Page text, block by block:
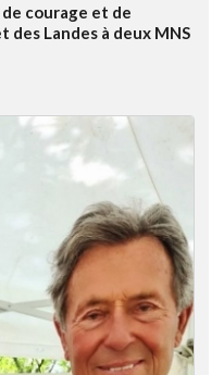
courage et de
Landes à deux MNS